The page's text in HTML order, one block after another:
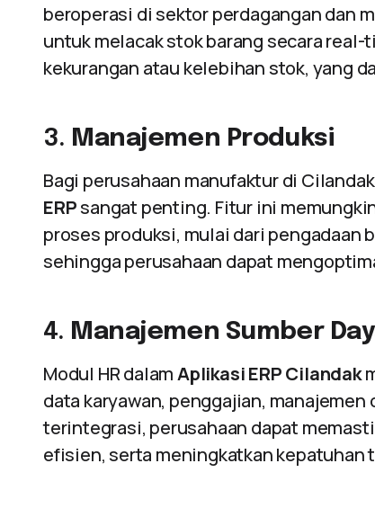
beroperasi di sektor perdagangan dan
untuk melacak stok barang secara
kekurangan atau kelebihan stok, yang
3. Manajemen Produksi
Bagi perusahaan manufaktur di
ERPsangat penting. Fitur ini
proses produksi, mulai dari pengadaan
sehingga perusahaan dapat
4. Manajemen Sumber
Modul HR dalamAplikasi ERP Cilandak
data karyawan, penggajian,
terintegrasi, perusahaan dapat
efisien, serta meningkatkan kepatuhan